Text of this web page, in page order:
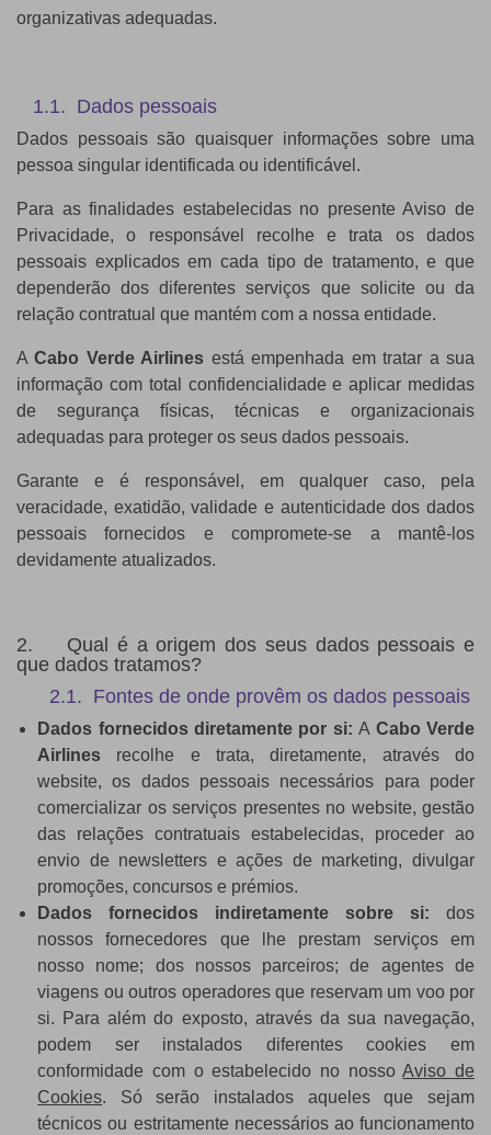
organizativas adequadas.
1.1. Dados pessoais
Dados pessoais são quaisquer informações sobre uma
pessoa singular identificada ou identificável.
Para as finalidades estabelecidas no presente Aviso de
Privacidade, o responsável recolhe e trata os dados
pessoais explicados em cada tipo de tratamento, e que
dependerão dos diferentes serviços que solicite ou da
relação contratual que mantém com a nossa entidade.
ACabo Verde Airlines está empenhada em tratar a sua
informação com total confidencialidade e aplicar medidas
de segurança físicas, técnicas e organizacionais
adequadas para proteger os seus dados pessoais.
Garante e é responsável, em qualquer caso, pela
veracidade, exatidão, validade e autenticidade dos dados
pessoais fornecidos e compromete-se a mantê-los
devidamente atualizados.
2. Qual é a origem dos seus dados pessoais e
que dados tratamos?
2.1. Fontes de onde provêm os dados pessoais
Dados fornecidos diretamente por si:A Cabo Verde
Airlines recolhe e trata, diretamente, através do
website, os dados pessoais necessários para poder
comercializar os serviços presentes no website, gestão
das relações contratuais estabelecidas, proceder ao
envio de newsletters e ações de marketing, divulgar
promoções, concursos e prémios.
Dados fornecidos indiretamente sobre si: dos
nossos fornecedores que lhe prestam serviços em
nosso nome; dos nossos parceiros; de agentes de
viagens ou outros operadores que reservam um voo por
si. Para além do exposto, através da sua navegação,
podem ser instalados diferentes cookies em
conformidade com o estabelecido no nossoAviso de
Cookies. Só serão instalados aqueles que sejam
técnicos ou estritamente necessários ao funcionamento